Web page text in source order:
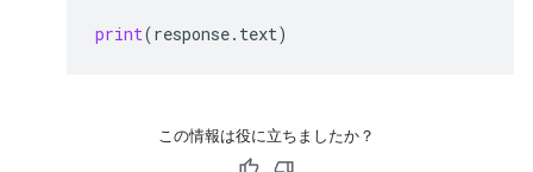
print(response. text)
この情報は役に立ちましたか？